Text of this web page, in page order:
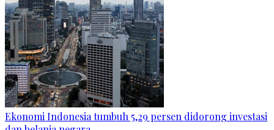
Ekonomi Indonesia tumbuh 5,29 persen didorong investasi